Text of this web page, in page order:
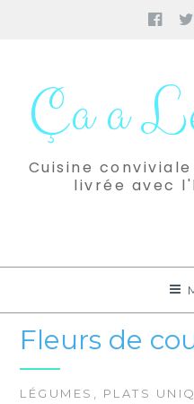
contenuÇa a
Cuisine
livrée avec
Fleurs de
LÉGUMES PLATS